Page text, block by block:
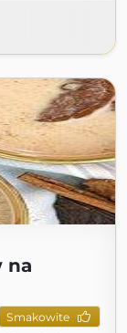
na
Smakowite